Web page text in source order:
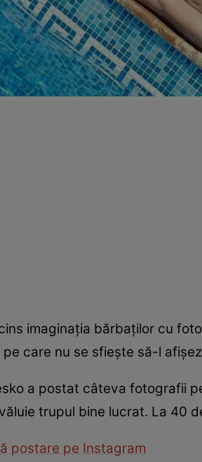
imaginaţia bărbaţilor cu
care nu se sfieşte să-l
a postat câteva fotografii
trupul bine lucrat. La 40
postare pe Instagram